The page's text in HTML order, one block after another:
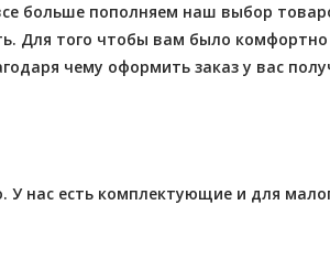
больше пополняем наш выбор
Для того чтобы вам было комфортно
чему оформить заказ у вас
У нас есть комплектующие и для